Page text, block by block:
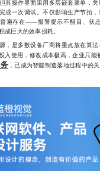
其操作界面采用多层嵌套菜单，
成一次调试。不仅影响生产节拍
遍存在——报警提示不醒目、状
成巨大的效率损耗。
是多数设备厂商将重点放在算法
入使用，修改成本极高，企业只
，已成为智能制造落地过程中的